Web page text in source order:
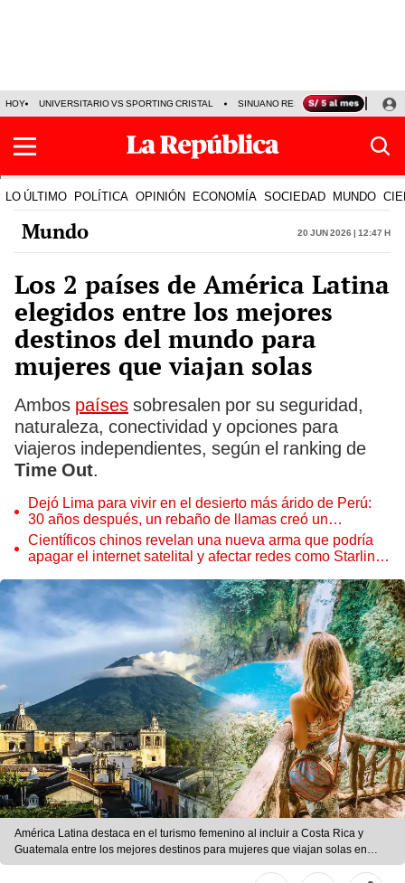
HOY UNIVERSITARIO VS SPORTING CRISTAL SINUANO RESULTADOS HOY
LO ÚLTIMO POLÍTICA OPINIÓN ECONOMÍA SOCIEDAD MUNDO
Mundo 20 Jun 2026 | 12:47 h
Los 2 países de América Latina
elegidos entre los mejores
destinos del mundo para
mujeres que viajan solas
Ambos países sobresalen por su seguridad,
naturaleza, conectividad y opciones para
viajeros independientes, según el ranking de
Time Out.
Dejó Lima para vivir en el desierto más árido de Perú:
30 años después, un rebaño de llamas creó un
sorprendente ecosistema
Científicos chinos revelan una nueva arma que podría
apagar el internet satelital y afectar redes como Starlink
América Latina destaca en el turismo femenino al incluir a Costa Rica y
Guatemala entre los mejores destinos para mujeres que viajan solas en
2026, según Time Out | Foto: composición LR/shutterstock